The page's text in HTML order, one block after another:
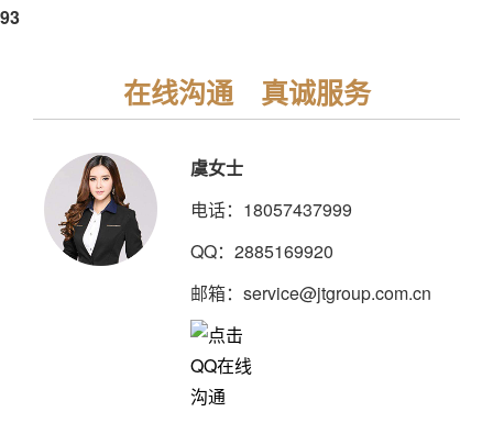
93
在线沟通 真诚服务
虞女士
电话：18057437999
QQ：2885169920
邮箱：service@jtgroup.com.cn